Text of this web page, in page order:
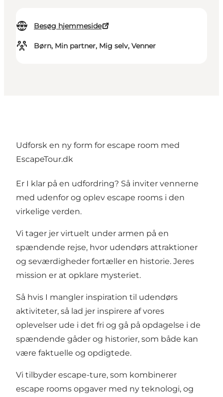
Besøg hjemmeside
Børn, Min partner, Mig selv, Venner
Udforsk en ny form for escape room med
EscapeTour.dk
Er I klar på en udfordring? Så inviter vennerne
med udenfor og oplev escape rooms i den
virkelige verden.
Vi tager jer virtuelt under armen på en
spændende rejse, hvor udendørs attraktioner
og seværdigheder fortæller en historie. Jeres
mission er at opklare mysteriet.
Så hvis I mangler inspiration til udendørs
aktiviteter, så lad jer inspirere af vores
oplevelser ude i det fri og gå på opdagelse i de
spændende gåder og historier, som både kan
være faktuelle og opdigtede.
Vi tilbyder escape-ture, som kombinerer
escape rooms opgaver med ny teknologi, og